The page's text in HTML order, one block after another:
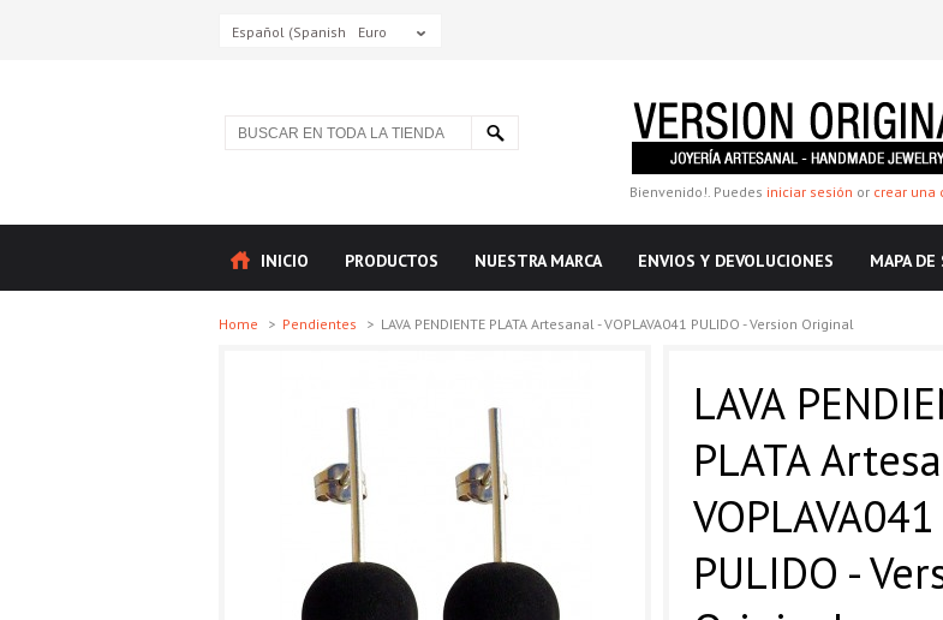
Español (Spanish) Euro
Bienvenido!. Puedes iniciar sesión or crear una
INICIO PRODUCTOS NUESTRA MARCA ENVIOS Y DEVOLUCIONES MAPA
Home > Pendientes > LAVA PENDIENTE PLATA Artesanal - VOPLAVA041 PULIDO - Version Original
LAVA
PLATA
VOPLAVA041
PULIDO -